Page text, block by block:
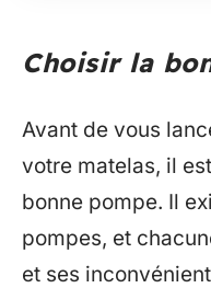
Choisir la
Avant de vous
votre matelas, il
bonne pompe. Il
pompes, et
et ses